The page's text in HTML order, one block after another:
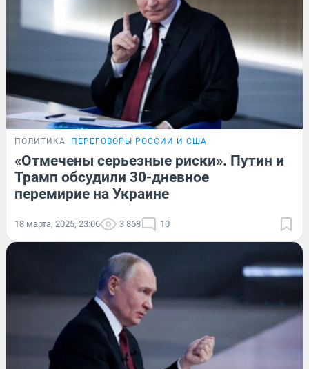
ПОЛИТИКА ПЕРЕГОВОРЫ РОССИИ И США
«Отмечены серьезные риски». Путин и
Трамп обсудили 30-дневное
перемирие на Украине
18 марта, 2025, 23:06 3 868 10